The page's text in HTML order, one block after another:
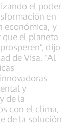
el poder
en
económica, y
que el planeta
dijo
de Visa. “Al
y
de la
con el clima,
de la solución